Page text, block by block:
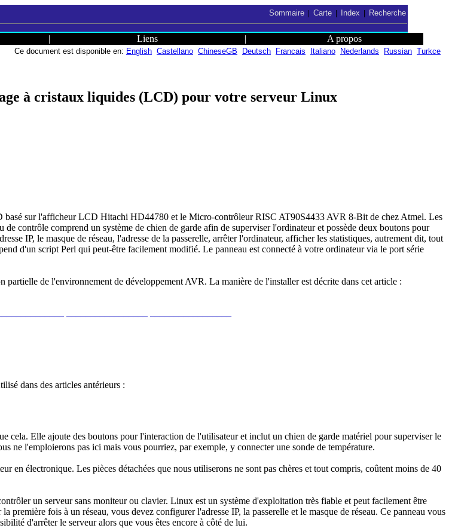
Sommaire| Carte| Index Recherche
| Liens | A propos
Ce document est disponible en: English Castellano ChineseGB Deutsch Francais Italiano Nederlands Russian Turkce
à cristaux liquides (LCD) pour votre serveur Linux
basé sur l'afficheur LCD Hitachi HD44780 et le Micro-contrôleur RISC AT90S4433 AVR 8-Bit de chez Atmel. Les
de contrôle comprend un système de chien de garde afin de superviser l'ordinateur et possède deux boutons pour
IP, le masque de réseau, l'adresse de la passerelle, arrêter l'ordinateur, afficher les statistiques, autrement dit, tout
d'un script Perl qui peut-être facilement modifié. Le panneau est connecté à votre ordinateur via le port série
de l'environnement de développement AVR. La manière de l'installer est décrite dans cet article :
dans des articles antérieurs :
cela. Elle ajoute des boutons pour l'interaction de l'utilisateur et inclut un chien de garde matériel pour superviser le
ne l'emploierons pas ici mais vous pourriez, par exemple, y connecter une sonde de température.
en électronique. Les pièces détachées que nous utiliserons ne sont pas chères et tout compris, coûtent moins de 40
un serveur sans moniteur ou clavier. Linux est un système d'exploitation très fiable et peut facilement être
première fois à un réseau, vous devez configurer l'adresse IP, la passerelle et le masque de réseau. Ce panneau vous
d'arrêter le serveur alors que vous êtes encore à côté de lui.